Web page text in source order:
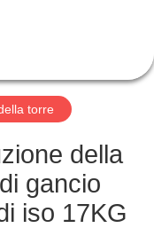
torre
della
gancio
iso 17KG